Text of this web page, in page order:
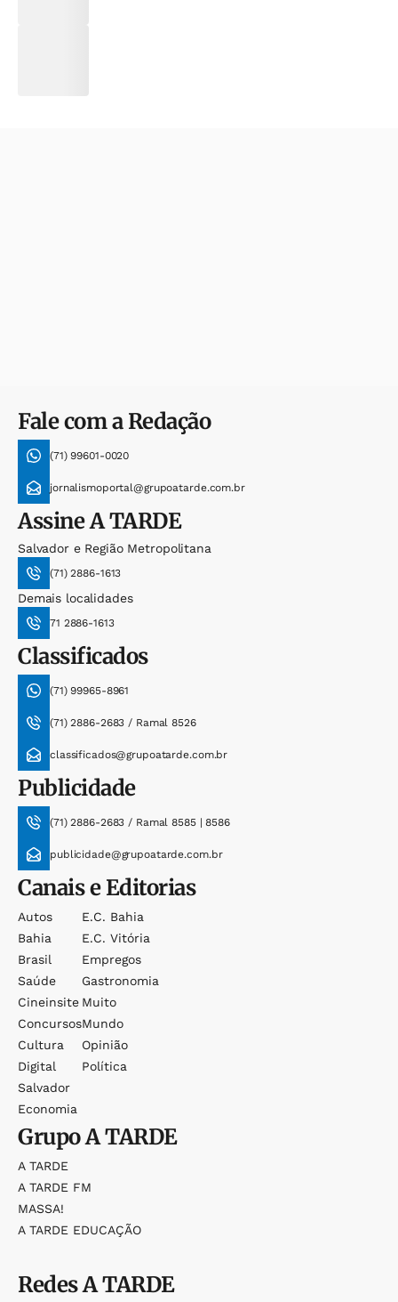
Fale com a Redação
(71) 99601-0020
jornalismoportal@grupoatarde.com.br
AssineA TARDE
Salvador e Região Metropolitana
(71) 2886-1613
Demais localidades
71 2886-1613
Classificados
(71) 99965-8961
(71) 2886-2683 / Ramal 8526
classificados@grupoatarde.com.br
Publicidade
(71) 2886-2683 / Ramal 8585 | 8586
publicidade@grupoatarde.com.br
Canais e Editorias
Autos
Bahia
Brasil
Saúde
Cineinsite
Concursos
Cultura
Digital
Salvador
Economia
E.c. Bahia
E.c. Vitória
Empregos
Gastronomia
Muito
Mundo
Opinião
Política
GrupoA TARDE
A TARDE
A TARDE FM
MASSA!
A TARDE EDUCAÇÃO
RedesA TARDE